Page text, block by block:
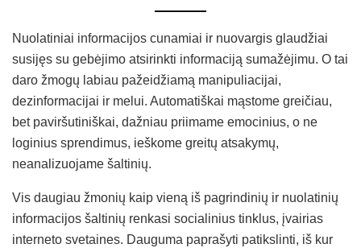
Nuolatiniai informacijos cunamiai ir nuovargis glaudžiai
susijęs su gebėjimo atsirinkti informaciją sumažėjimu. O tai
daro žmogų labiau pažeidžiamą manipuliacijai,
dezinformacijai ir melui. Automatiškai mąstome greičiau,
bet paviršutiniškai, dažniau priimame emocinius, o ne
loginius sprendimus, ieškome greitų atsakymų,
neanalizuojame šaltinių.
Vis daugiau žmonių kaip vieną iš pagrindinių ir nuolatinių
informacijos šaltinių renkasi socialinius tinklus, įvairias
interneto svetaines. Dauguma paprašyti patikslinti, iš kur